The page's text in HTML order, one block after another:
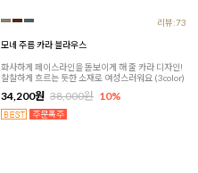
리뷰:73
모네 주름 카라 블라우스
화사하게 페이스라인을 돋보이게 해 줄 카라 디자인!
찰찰하게 흐르는 듯한 소재로 여성스러워요 (3color)
34,200원 38,000원 10%